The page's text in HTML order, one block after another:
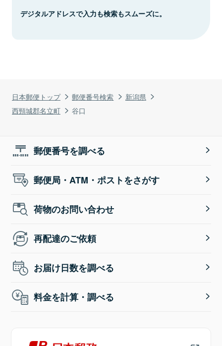
日本郵便トップ 郵便番号検索
新潟県
西頸城郡名立町
谷口
デジタルアドレスで入力も検索もスムーズに。
郵便番号を調べる
郵便局・ATM・ポストをさがす
荷物のお問い合わせ
再配達のご依頼
お届け日数を調べる
料金を計算・調べる